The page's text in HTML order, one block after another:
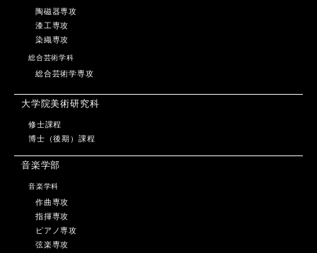
陶磁器専攻
漆工専攻
染織専攻
総合芸術学科
総合芸術学専攻
大学院美術研究科
修士課程
博士（後期）課程
音楽学部
音楽学科
作曲専攻
指揮専攻
ピアノ専攻
弦楽専攻